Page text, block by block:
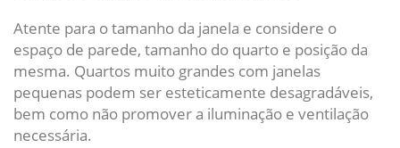
Atente para o tamanho da janela e considere o
espaço de parede, tamanho do quarto e posição da
mesma. Quartos muito grandes com janelas
pequenas podem ser esteticamente desagradáveis,
bem como não promover a iluminação e ventilação
necessária.